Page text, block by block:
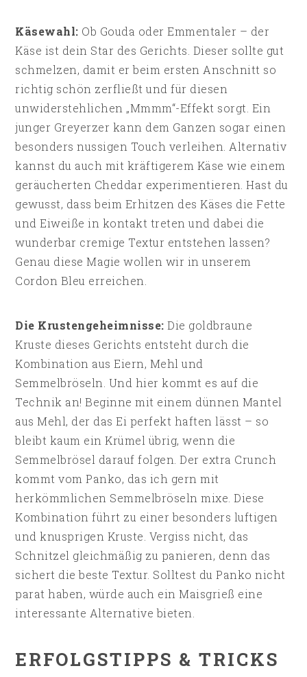
Käsewahl: Ob Gouda oder Emmentaler – der
Käse ist dein Star des Gerichts. Dieser sollte gut
schmelzen, damit er beim ersten Anschnitt so
richtig schön zerfließt und für diesen
unwiderstehlichen „Mmmm“-Effekt sorgt. Ein
junger Greyerzer kann dem Ganzen sogar einen
besonders nussigen Touch verleihen. Alternativ
kannst du auch mit kräftigerem Käse wie einem
geräucherten Cheddar experimentieren. Hast du
gewusst, dass beim Erhitzen des Käses die Fette
und Eiweiße in kontakt treten und dabei die
wunderbar cremige Textur entstehen lassen?
Genau diese Magie wollen wir in unserem
Cordon Bleu erreichen.
Die Krustengeheimnisse: Die goldbraune
Kruste dieses Gerichts entsteht durch die
Kombination aus Eiern, Mehl und
Semmelbröseln. Und hier kommt es auf die
Technik an! Beginne mit einem dünnen Mantel
aus Mehl, der das Ei perfekt haften lässt – so
bleibt kaum ein Krümel übrig, wenn die
Semmelbrösel darauf folgen. Der extra Crunch
kommt vom Panko, das ich gern mit
herkömmlichen Semmelbröseln mixe. Diese
Kombination führt zu einer besonders luftigen
und knusprigen Kruste. Vergiss nicht, das
Schnitzel gleichmäßig zu panieren, denn das
sichert die beste Textur. Solltest du Panko nicht
parat haben, würde auch ein Maisgrieß eine
interessante Alternative bieten.
ERFOLGSTIPPS & TRICKS